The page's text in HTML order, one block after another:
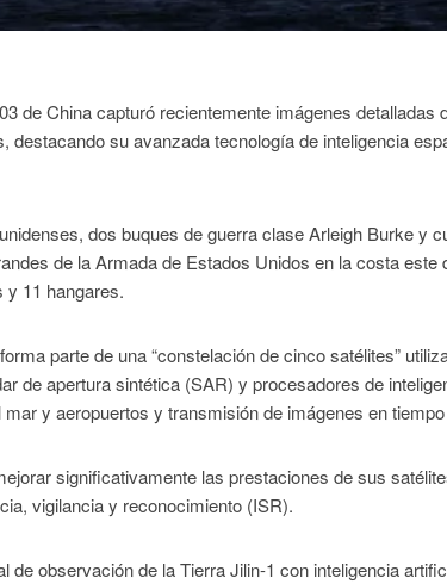
de China capturó recientemente imágenes detalladas
destacando su avanzada tecnología de inteligencia
dos buques de guerra clase Arleigh Burke y
de la Armada de Estados Unidos en la costa este
y 11 hangares.
parte de una “constelación de cinco satélites”
de apertura sintética (SAR) y procesadores de
y aeropuertos y transmisión de imágenes en
significativamente las prestaciones de sus
vigilancia y reconocimiento (ISR).
de observación de la Tierra Jilin-1 con inteligencia